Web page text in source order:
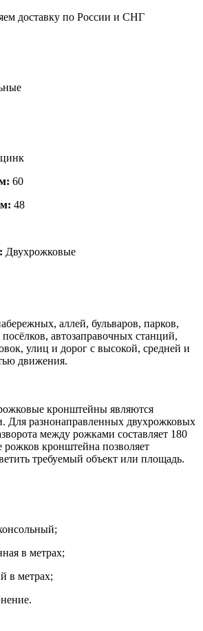
доставку по России и СНГ
60
48
Двухрожковые
аллей, бульваров, парков,
автозаправочных станций,
улиц и дорог с высокой, средней и
движения.
кронштейны являются
Для разнонаправленных двухрожковых
между рожками составляет 180
кронштейна позволяет
требуемый объект или площадь.
в метрах;
в метрах;